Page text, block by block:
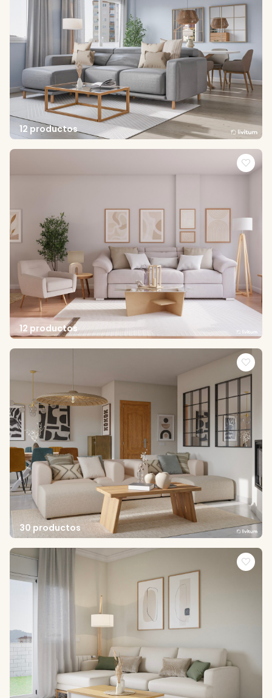
12 productos
12 productos
30 productos